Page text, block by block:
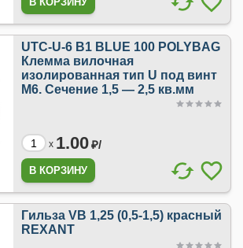
UTC-U-6 B1 BLUE 100 POLYBAG
Клемма вилочная
изолированная тип U под винт
М6. Сечение 1,5 — 2,5 кв.мм
x 1.00₽/
Гильза VB 1,25 (0,5-1,5) красный
REXANT